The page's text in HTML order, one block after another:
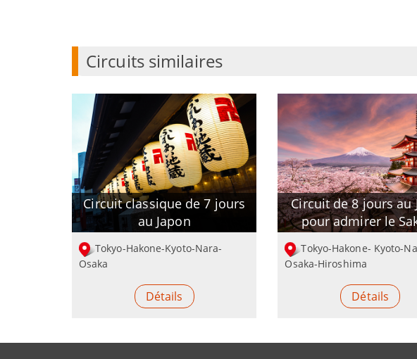
Circuits similaires
Circuit classique de 7 jours
au Japon
Tokyo-Hakone-Kyoto-Nara-
Osaka
Détails
Circuit de 8 jours au
pour admirer le
Tokyo-Hakone- Kyoto-
Osaka-Hiroshima
Détails